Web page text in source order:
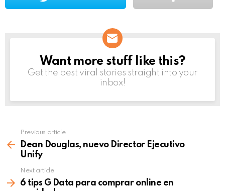
NEWSLETTER
Want more stuff like this?
Get the best viral stories straight into your
inbox!
more
Previous article
Dean Douglas, nuevo Director Ejecutivo
Unify
Next article
6 tips G Data para comprar online en